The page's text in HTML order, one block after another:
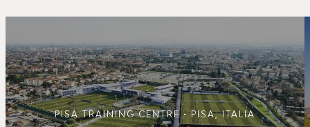
PISA TRAINING CENTRE • PISA, ITALIA